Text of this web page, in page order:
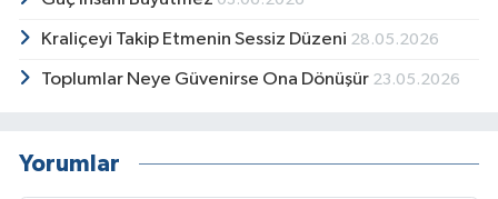
Kraliçeyi Takip Etmenin Sessiz Düzeni 28.05.2026
Toplumlar Neye Güvenirse Ona Dönüşür 23.05.2026
Yorumlar